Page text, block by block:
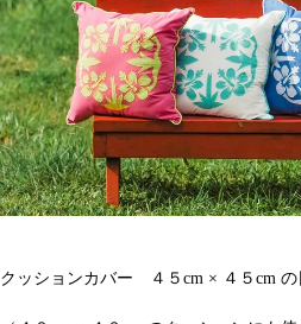
クッションカバー ４５cm × ４５cm